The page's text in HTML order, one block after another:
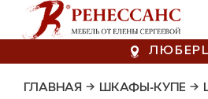
ГЛАВНАЯ → ШКАФЫ-КУПЕ →